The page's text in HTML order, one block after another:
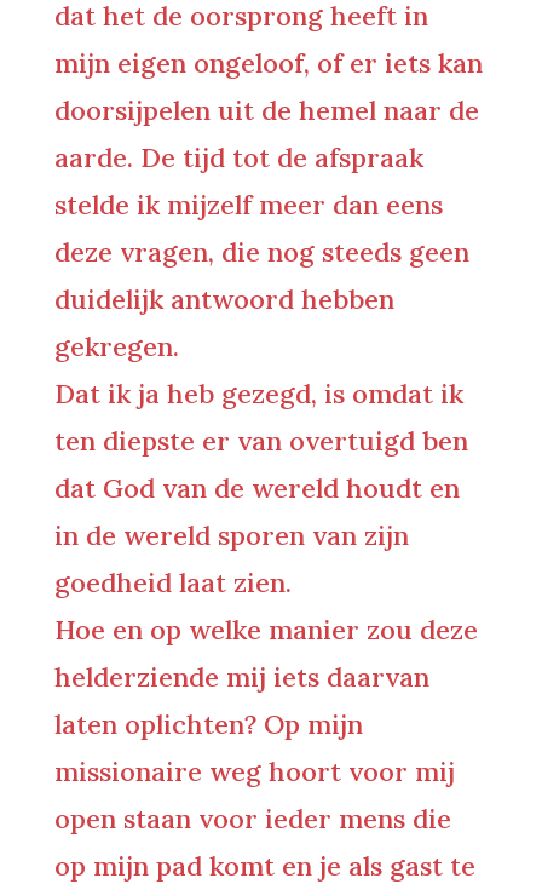
dat het de oorsprong heeft in
mijn eigen ongeloof, of er iets kan
doorsijpelen uit de hemel naar de
aarde. De tijd tot de afspraak
stelde ik mijzelf meer dan eens
deze vragen, die nog steeds geen
duidelijk antwoord hebben
gekregen.
Dat ik ja heb gezegd, is omdat ik
ten diepste er van overtuigd ben
dat God van de wereld houdt en
in de wereld sporen van zijn
goedheid laat zien.
Hoe en op welke manier zou deze
helderziende mij iets daarvan
laten oplichten? Op mijn
missionaire weg hoort voor mij
open staan voor ieder mens die
op mijn pad komt en je als gast te